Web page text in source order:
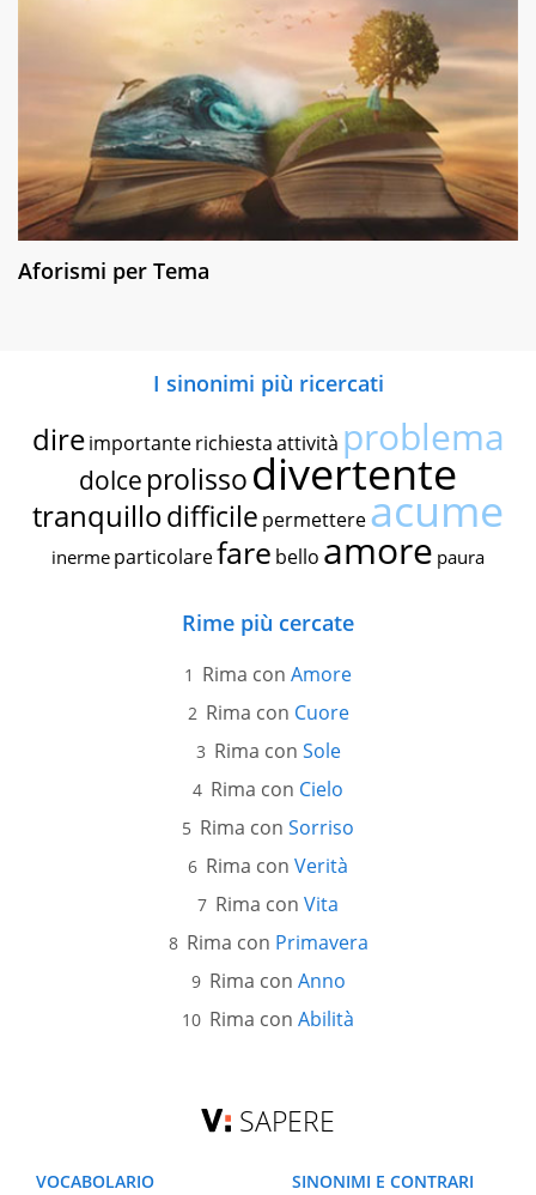
Aforismi per Tema
I sinonimi più ricercati
dire importante richiestaattività problema
dolce prolissodivertente
tranquillodifficile permettereacume
inerme particolarefare bello amore paura
Rime più cercate
Rima con Amore
Rima con Cuore
Rima con Sole
Rima con Cielo
Rima con Sorriso
Rima con Verità
Rima con Vita
Rima con Primavera
Rima con Anno
Rima con Abilità
SAPERE
VOCABOLARIO
SINONIMI E CONTRARI